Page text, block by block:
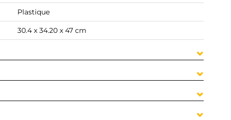
Plastique
30.4 x 34.20 x 47 cm